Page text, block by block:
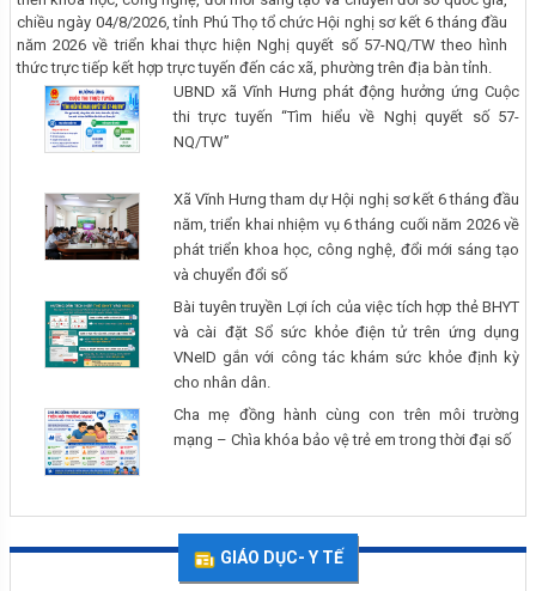
chiều ngày 04/8/2026, tỉnh Phú Thọ tổ chức Hội nghị sơ kết 6 tháng đầu
năm 2026 về triển khai thực hiện Nghị quyết số 57-NQ/TW theo hình
thức trực tiếp kết hợp trực tuyến đến các xã, phường trên địa bàn tỉnh.
UBND xã Vĩnh Hưng phát động hưởng ứng Cuộc
thi trực tuyến “Tìm hiểu về Nghị quyết số 57-
NQ/TW”
Xã Vĩnh Hưng tham dự Hội nghị sơ kết 6 tháng đầu
năm, triển khai nhiệm vụ 6 tháng cuối năm 2026 về
phát triển khoa học, công nghệ, đổi mới sáng tạo
và chuyển đổi số
Bài tuyên truyền Lợi ích của việc tích hợp thẻ BHYT
và cài đặt Sổ sức khỏe điện tử trên ứng dụng
VNeID gắn với công tác khám sức khỏe định kỳ
cho nhân dân.
Cha mẹ đồng hành cùng con trên môi trường
mạng – Chìa khóa bảo vệ trẻ em trong thời đại số
GIÁO DỤC- Y TẾ